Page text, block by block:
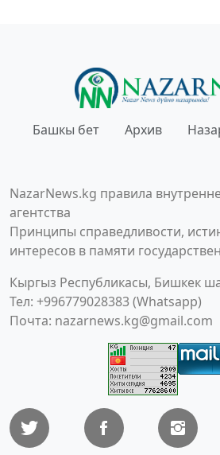
Башкы бет Архив
NazarNews.kg правила
агентства
Принципы справедливости,
интересов в памяти
Кыргыз Республикасы, Бишкек
Тел: +996779028383 (Whatsapp)
Почта: nazarnews.kg@gmail.com